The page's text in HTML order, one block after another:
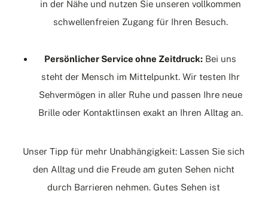
in der Nähe und nutzen Sie unseren vollkommen
schwellenfreien Zugang für Ihren Besuch.
Persönlicher Service ohne Zeitdruck: Bei uns
steht der Mensch im Mittelpunkt. Wir testen Ihr
Sehvermögen in aller Ruhe und passen Ihre neue
Brille oder Kontaktlinsen exakt an Ihren Alltag an.
Unser Tipp für mehr Unabhängigkeit: Lassen Sie sich
den Alltag und die Freude am guten Sehen nicht
durch Barrieren nehmen. Gutes Sehen ist